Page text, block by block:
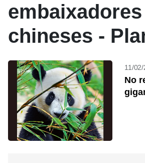
embaixadores
chineses -
11/
No